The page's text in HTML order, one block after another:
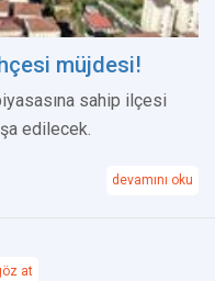
müjdesi!
sahip ilçesi
edilecek.
devamını oku
at